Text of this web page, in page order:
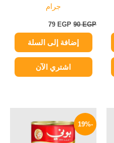
جرام
90EGP
79 EGP
إضافة إلى السلة
اشتري الآن
-19%
الأصلي
هو:
185 EGP.
الحالي
هو:
149 EGP.